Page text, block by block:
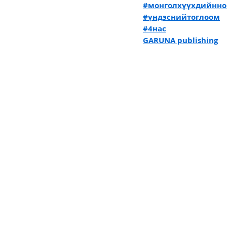
#үндэснийтоглоом
#4нас
GARUNA publishing